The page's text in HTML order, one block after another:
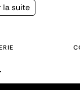
la suite